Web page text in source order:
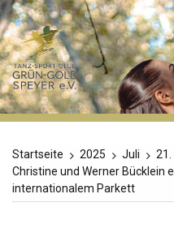
Zum
Inhalt
springen
TSC
Grün-
Gold
Startseite
2025 Juli
21.
Christine und Werner Bücklein
internationalem Parkett